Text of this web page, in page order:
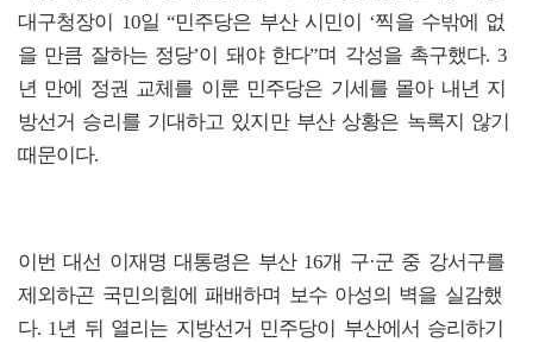
대구청장이 10일 “민주당은 부산 시민이 ‘찍을 수밖에 없
을 만큼 잘하는 정당’이 돼야 한다”며 각성을 촉구했다. 3
년 만에 정권 교체를 이룬 민주당은 기세를 몰아 내년 지
방선거 승리를 기대하고 있지만 부산 상황은 녹록지 않기
때문이다.
이번 대선 이재명 대통령은 부산 16개 구·군 중 강서구를
제외하곤 국민의힘에 패배하며 보수 아성의 벽을 실감했
다. 1년 뒤 열리는 지방선거 민주당이 부산에서 승리하기